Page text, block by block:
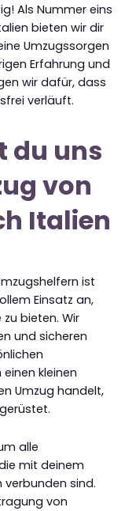
Als Nummer eins
bieten wir dir
Umzugssorgen
Erfahrung und
wir dafür, dass
verläuft.
du uns
von
Italien
ist
Einsatz an,
bieten. Wir
und sicheren
kleinen
Umzug handelt,
alle
mit deinem
verbunden sind.
von